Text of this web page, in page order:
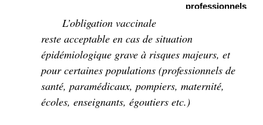
professionnels
L’obligation vaccinale
reste acceptable en cas de situation
épidémiologique grave à risques majeurs, et
pour certaines populations (professionnels de
santé, paramédicaux, pompiers, maternité,
écoles, enseignants, égoutiers etc.)